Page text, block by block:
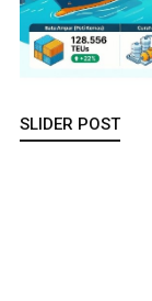
SLIDER POST